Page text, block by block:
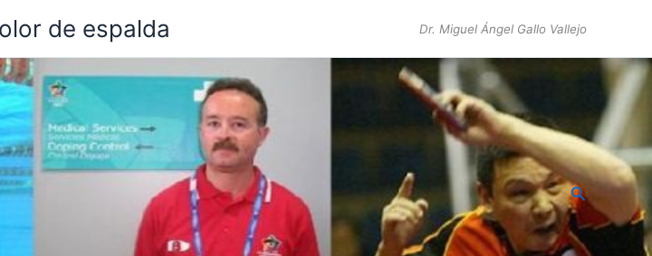
de espalda Dr. Miguel Ángel Gallo Vallejo
Buscar